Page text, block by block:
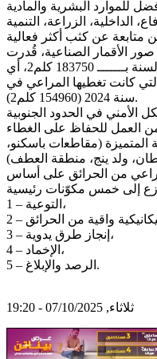
ﻟﻠﻤﻮارد اﻟﺒﺸﺮﻳﺔ واﻟﻤﺎدﻳﺔ
اﻟﺪاﺧﻠﻴﺔ، اﻟﺰراﻋﺔ، اﻟﺘﻨﻤﻴﺔ
ﺻﻮر اﻷﻗﻤﺎر اﻟﺼﻨﺎﻋﻴﺔ، ﻗُﺪرت
اﻟﻤﺴﺎﺣﺔ اﻟﺘﻲ ﺗﻐﻄﻴﻬﺎ اﻟﻤﺮاﻋﻲ ﻫﺬه اﻟﺴﻨﺔ ﺑـــــــ 183750 ﻛﻠﻢ2، أي
اﻟﺘﻲ ﻛﺎﻧﺖ ﺗﻐﻄﻴﻬﺎ اﻟﻤﺮاﻋﻲ ﻓﻲ
ﺳﻨﺔ 2024 (154960 ﻛﻠﻢ2).
اﻷﻣﻨﻲ ﻓﻲ اﻟﺤﺪود اﻟﺠﻨﻮﺑﻴﺔ
اﻟﻌﻤﻞ ﻟﻠﺤﻔﺎظ ﻋﻠﻰ اﻟﻐﻄﺎء
اﻟﻤﺘﻤﻴﺰة (ﻣﻘﺎﻃﻌات ﺑﺎﺳﻜﻨﻮ،
ﻣﻦ اﻟﺤﺮاﺋﻖ ﻋﻠﻰ أﺳﺎس
1 – اﻟﺘﻮﻋﻴﺔ،
3 – إﻧﺠﺎز ﻃﺮق ﻳﺪوﻳﺔ،
4 – اﻹﺧﻤﺎد،
5 – اﻟﺮﺻﺪ واﻹﺑﻼغ.
ثلاثاء, 07/10/2025 - 19:20